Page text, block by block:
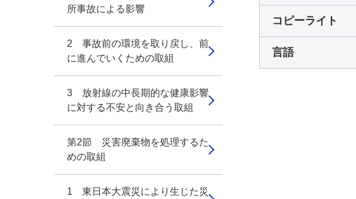
所事故による影響
2 事故前の環境を取り戻し、前
に進んでいくための取組
3 放射線の中長期的な健康影響
に対する不安と向き合う取組
第2節 災害廃棄物を処理するた
めの取組
1 東日本大震災により生じた災
コピーライト
言語